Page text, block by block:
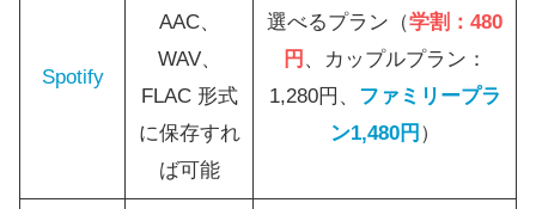
Spotify
AAC、
WAV、
FLAC 形式
に保存すれ
ば可能
選べるプラン（学割：480
円 、カップルプラン：
1,280円、 ファミリープラ
ン1,480円 ）